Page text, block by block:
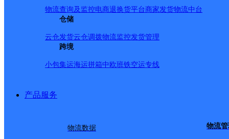
物流查询及监控电商退换货平台商家发货物流中台
仓储
云仓发货云仓调拨物流监控发货管理
跨境
小包集运海运拼箱中欧班铁空运专线
产品服务
物流数据 物流
水县北张乡 负责人：徐文婷 电话：0358-3056615 手机：